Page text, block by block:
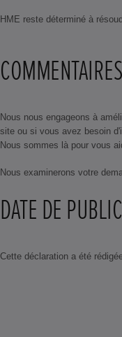
HME reste déterminé à
Nous nous engageons à
site ou si vous avez besoin
Nous sommes là pour vous
Nous examinerons votre
DATE DE
Cette déclaration a été